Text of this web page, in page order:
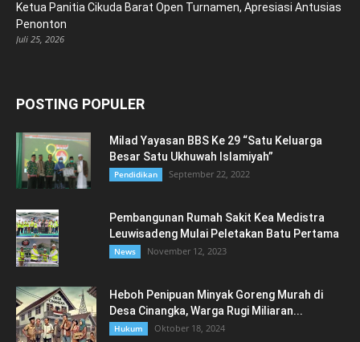
Ketua Panitia Cikuda Barat Open Turnamen, Apresiasi Antusias
Penonton
Juli 25, 2026
POSTING POPULER
Milad Yayasan BBS Ke 29 “Satu Keluarga
Besar Satu Ukhuwah Islamiyah”
Pendidikan September 22, 2022
Pembangunan Rumah Sakit Kea Medistra
Leuwisadeng Mulai Peletakan Batu Pertama
News November 12, 2023
Heboh Penipuan Minyak Goreng Murah di
Desa Cinangka, Warga Rugi Miliaran...
Hukum Oktober 18, 2024